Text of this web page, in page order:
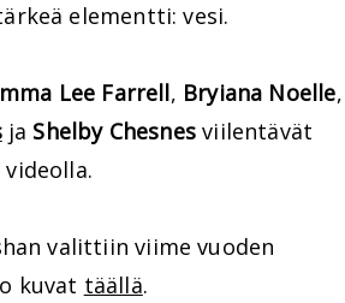
elementti: vesi.
Lee Farrell, Bryiana Noelle,
ja Shelby Chesnesviilentävät
valittiin viime vuoden
kuvat täällä.